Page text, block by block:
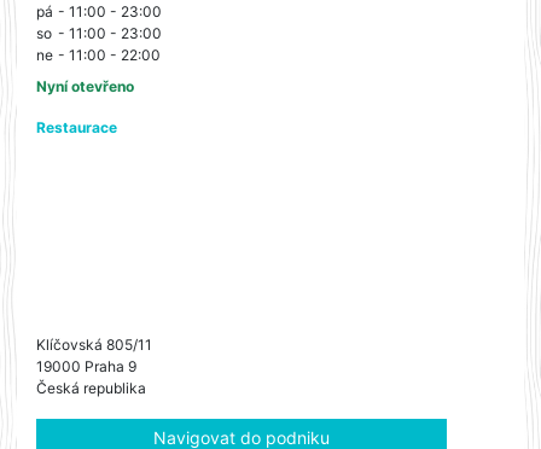
pá - 11:00 - 23:00
so - 11:00 - 23:00
ne - 11:00 - 22:00
Nyní otevřeno
Restaurace
Klíčovská 805/11
19000 Praha 9
Česká republika
Navigovat do podniku